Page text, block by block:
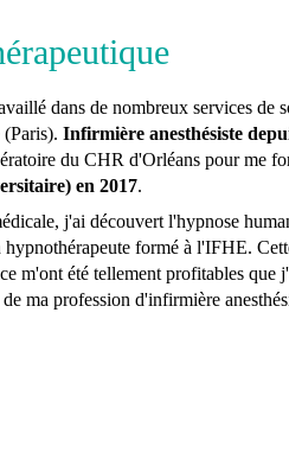
dans de nombreux services de
Infirmière anesthésiste
du CHR d'Orléans pour me
en 2017.
j'ai découvert l'hypnose
formé à l'IFHE.
m'ont été tellement profitables que
ma profession d'infirmière